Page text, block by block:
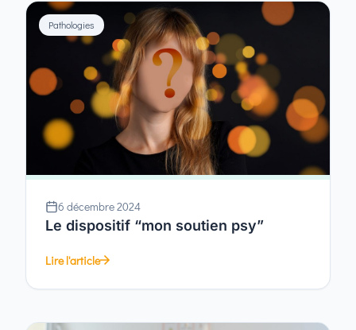
Pathologies
6 décembre 2024
Le dispositif “mon soutien psy”
Lire l'article